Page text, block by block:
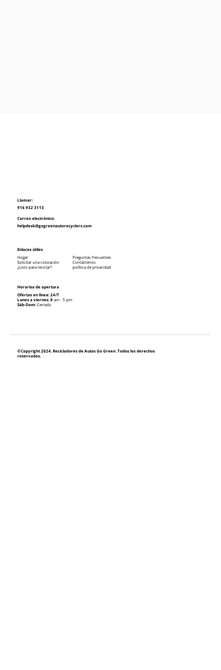
©Copyright 2024. Recicladores de Autos Go Green. Todos los derechos
reservados.
Llamar:
916 932 3113
Correo electrónico:
helpdesk@gogreenautorecyclers.com
Horarios de apertura
Ofertas en línea: 24/7
Lunes a viernes: 8am - 5 pm
Sáb-Dom:Cerrado
Enlaces útiles
Hogar
Solicitar una cotización
¿Listo para reciclar?
Preguntas frecuentes
Contáctenos
política de privacidad